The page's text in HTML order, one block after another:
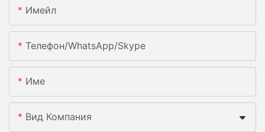
Имейл
Телефон/WhatsApp/Skype
Име
Вид Компания